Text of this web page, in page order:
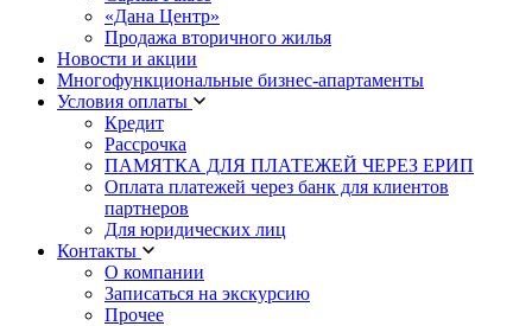
«Дана Центр»
Продажа вторичного жилья
Новости и акции
Многофункциональные бизнес-апартаменты
Условия оплаты
Кредит
Рассрочка
ПАМЯТКА ДЛЯ ПЛАТЕЖЕЙ ЧЕРЕЗ ЕРИП
Оплата платежей через банк для клиентов
партнеров
Для юридических лиц
Контакты
О компании
Записаться на экскурсию
Прочее